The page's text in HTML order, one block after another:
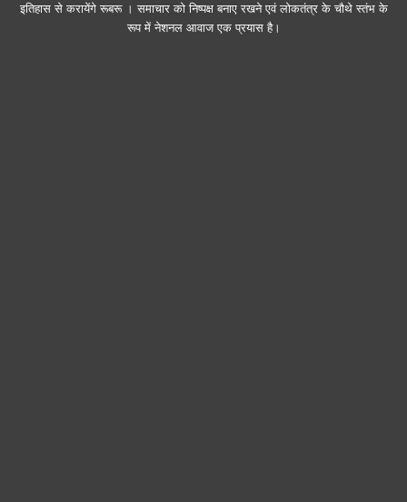
इतिहास से करायेंगे रूबरू । समाचार को निष्पक्ष बनाए रखने एवं लोकतंत्र के चौथे स्तंभ के
रूप में नेशनल आवाज एक प्रयास है।